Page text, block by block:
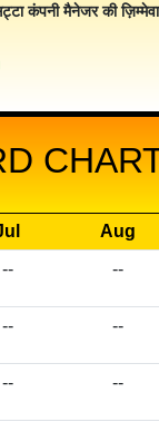
कंपनी मैनेजर की
Aug
-- --
-- --
-- --